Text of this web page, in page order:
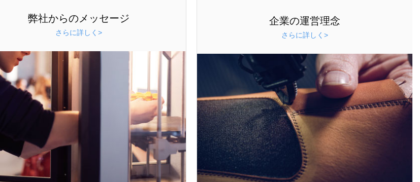
弊社からのメッセージ
さらに詳しく>
企業の運営理念
さらに詳しく>